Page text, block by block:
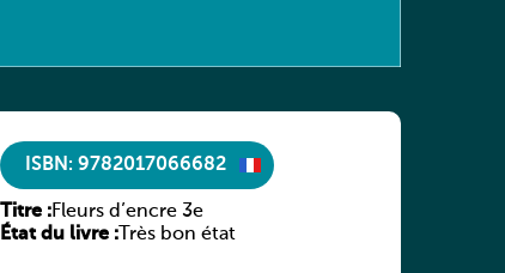
ISBN: 9782017066682
Titre :Fleurs d’encre 3e
État du livre :Très bon état